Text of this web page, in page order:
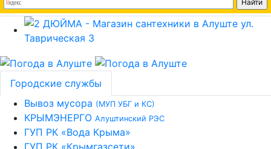
Городские службы
Вывоз мусора (МУП УБГ и КС)
КРЫМЭНЕРГО Алуштинский РЭС
ГУП РК «Вода Крыма»
ГУП РК «Крымгазсети»